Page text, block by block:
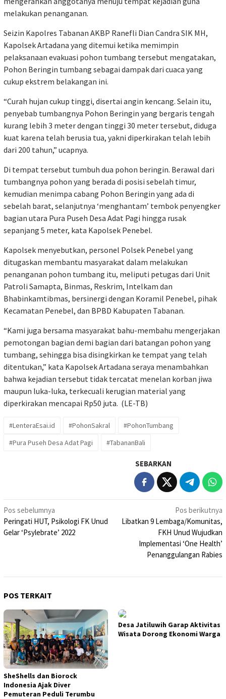
melakukan penanganan.
Seizin Kapolres Tabanan AKBP Ranefli Dian Candra SIK MH,
Kapolsek Artadana yang ditemui ketika memimpin
pelaksanaan evakuasi pohon tumbang tersebut mengatakan,
Pohon Beringin tumbang sebagai dampak dari cuaca yang
cukup ekstrem belakangan ini.
“Curah hujan cukup tinggi, disertai angin kencang. Selain itu,
penyebab tumbangnya Pohon Beringin yang bergaris tengah
kurang lebih 3 meter dengan tinggi 30 meter tersebut, diduga
kuat karena telah berusia tua, yakni diperkirakan telah lebih
dari 200 tahun,” ucapnya.
Di tempat tersebut tumbuh dua pohon beringin. Berawal dari
tumbangnya pohon yang berada di posisi sebelah timur,
kemudian menimpa cabang Pohon Beringin yang ada di
sebelah barat, selanjutnya ‘menghantam’ tembok penyengker
bagian utara Pura Puseh Desa Adat Pagi hingga rusak
sepanjang 5 meter, kata Kapolsek Penebel.
Kapolsek menyebutkan, personel Polsek Penebel yang
ditugaskan membantu masyarakat dalam melakukan
penanganan pohon tumbang itu, meliputi petugas dari Unit
Patroli Samapta, Binmas, Reskrim, Intelkam dan
Bhabinkamtibmas, bersinergi dengan Koramil Penebel, pihak
Kecamatan Penebel, dan BPBD Kabupaten Tabanan.
“Kami juga bersama masyarakat bahu-membahu mengerjakan
pemotongan bagian demi bagian dari batangan pohon yang
tumbang, sehingga bisa disingkirkan ke tempat yang telah
ditentukan,” kata Kapolsek Artadana seraya menambahkan
bahwa kejadian tersebut tidak tercatat menelan korban jiwa
maupun luka-luka, terkecuali kerugian material yang
diperkirakan mencapai Rp50 juta. (LE-TB)
#LenteraEsai.id #PohonSakral
#PohonTumbang
#Pura Puseh Desa Adat Pagi
#TabananBali
SEBARKAN
Navigasi
pos
Pos sebelumnya
Peringati HUT, Psikologi FK Unud
Gelar ‘Psylebrate’ 2022
Pos berikutnya
Libatkan 9 Lembaga/Komunitas,
FKH Unud Wujudkan
Implementasi ‘One Health’
Penanggulangan Rabies
POS TERKAIT
SheShells dan Biorock
Indonesia Ajak Diver
Pemuteran Peduli Terumbu
Desa Jatiluwih Garap Aktivitas
Wisata Dorong Ekonomi Warga